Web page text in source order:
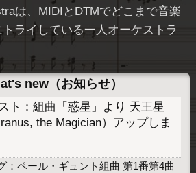
は、MIDIとDTMでどこまで音楽
ライしている一人オーケストラ
new（お知らせ）
ト：組曲「惑星」より 天王星
the Magician）アップしま
：ペール・ギュント組曲 第1番第4曲